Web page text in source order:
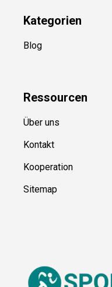
Kategorien
Blog
Ressourcen
Über uns
Kontakt
Kooperation
Sitemap